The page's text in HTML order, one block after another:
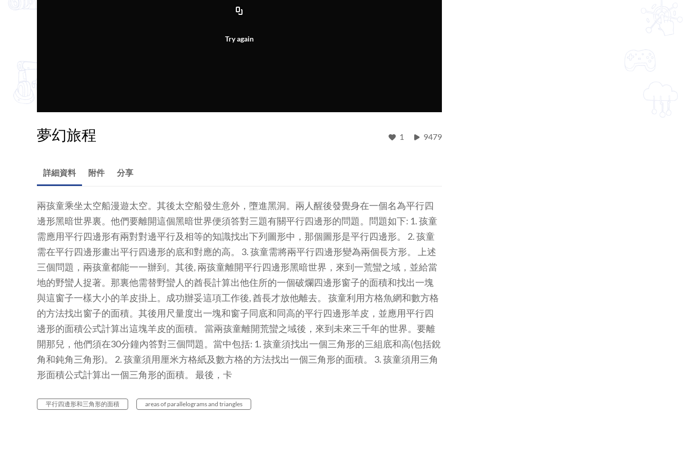
Try again
夢幻旅程 1 9479
詳細資料 附件 分享
兩孩童乘坐太空船漫遊太空。其後太空船發生意外，墮進黑洞。兩人醒後發覺身在一個名為平行四
邊形黑暗世界裏。他們要離開這個黑暗世界便須答對三題有關平行四邊形的問題。問題如下: 1. 孩童
需應用平行四邊形有兩對對邊平行及相等的知識找出下列圖形中，那個圖形是平行四邊形。 2. 孩童
需在平行四邊形畫出平行四邊形的底和對應的高。 3. 孩童需將兩平行四邊形變為兩個長方形。 上述
三個問題，兩孩童都能一一辦到。其後, 兩孩童離開平行四邊形黑暗世界，來到一荒蠻之域，並給當
地的野蠻人捉著。那裏他需替野蠻人的酋長計算出他住所的一個破爛四邊形窗子的面積和找出一塊
與這窗子一樣大小的羊皮掛上。成功辦妥這項工作後, 酋長才放他離去。 孩童利用方格魚網和數方格
的方法找出窗子的面積。其後用尺量度出一塊和窗子同底和同高的平行四邊形羊皮，並應用平行四
邊形的面積公式計算出這塊羊皮的面積。 當兩孩童離開荒蠻之域後，來到未來三千年的世界。要離
開那兒，他們須在30分鐘內答對三個問題。當中包括: 1. 孩童須找出一個三角形的三組底和高(包括銳
角和鈍角三角形)。 2. 孩童須用厘米方格紙及數方格的方法找出一個三角形的面積。 3. 孩童須用三角
形面積公式計算出一個三角形的面積。 最後，卡
平行四邊形和三角形的面積 areas of parallelograms and triangles